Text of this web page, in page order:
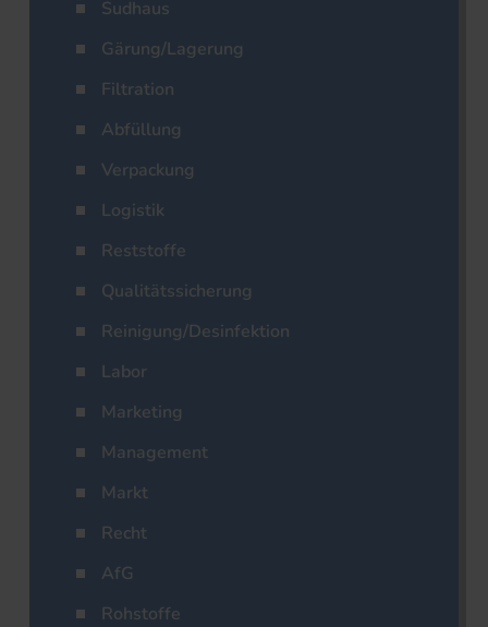
Sudhaus
Gärung/Lagerung
Filtration
Abfüllung
Verpackung
Logistik
Reststoffe
Qualitätssicherung
Reinigung/Desinfektion
Labor
Marketing
Management
Markt
Recht
AfG
Rohstoffe